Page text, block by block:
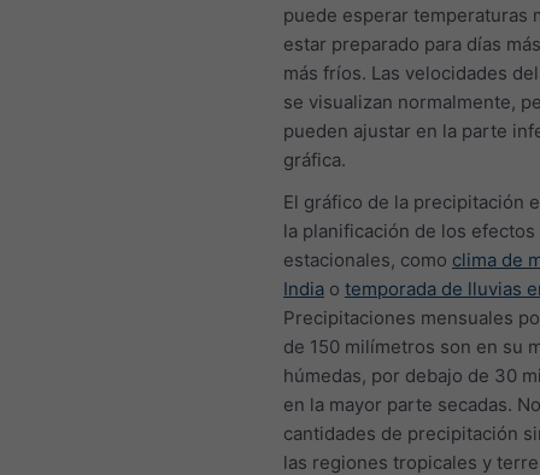
puede esperar temperaturas
estar preparado para días
más fríos. Las velocidades
se visualizan normalmente,
pueden ajustar en la parte
gráfica.
El gráfico de la precipitación
la planificación de los efectos
estacionales, como clima de
India o temporada de lluvias
Precipitaciones mensuales
de 150 milímetros son en su
húmedas, por debajo de 30
en la mayor parte secadas.
cantidades de precipitación
las regiones tropicales y